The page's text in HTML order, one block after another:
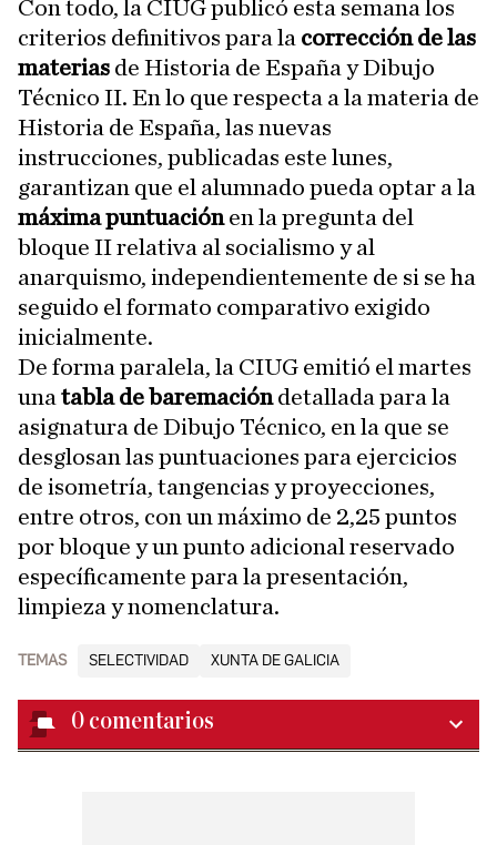
Con todo, la CIUG publicó esta semana los
criterios definitivos para la corrección de las
materias de Historia de España y Dibujo
Técnico II. En lo que respecta a la materia de
Historia de España, las nuevas
instrucciones, publicadas este lunes,
garantizan que el alumnado pueda optar a la
máxima puntuaciónen la pregunta del
bloque II relativa al socialismo y al
anarquismo, independientemente de si se ha
seguido el formato comparativo exigido
inicialmente.
De forma paralela, la CIUG emitió el martes
una tabla de baremacióndetallada para la
asignatura de Dibujo Técnico, en la que se
desglosan las puntuaciones para ejercicios
de isometría, tangencias y proyecciones,
entre otros, con un máximo de 2,25 puntos
por bloque y un punto adicional reservado
específicamente para la presentación,
limpieza y nomenclatura.
TEMAS SELECTIVIDAD XUNTA DE GALICIA
0 comentarios